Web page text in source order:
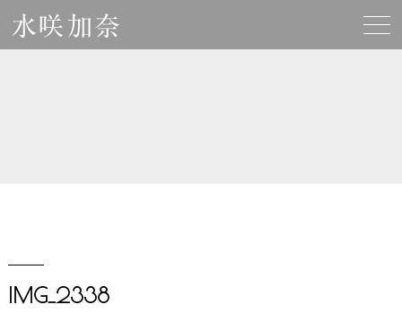
IMG_2338